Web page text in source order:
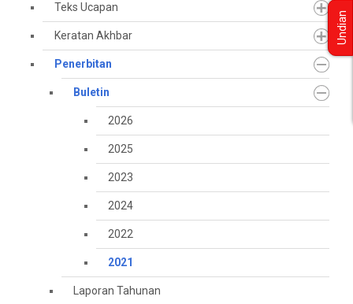
Teks Ucapan
Keratan Akhbar
Penerbitan
Buletin
2026
2025
2023
2024
2022
2021
Laporan Tahunan
Undian